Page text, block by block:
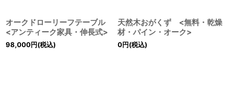
オークドローリーフテーブル
<アンティーク家具・伸長式>
98,000円(税込)
天然木おがくず <無料・乾燥
材・パイン・オーク>
0円(税込)